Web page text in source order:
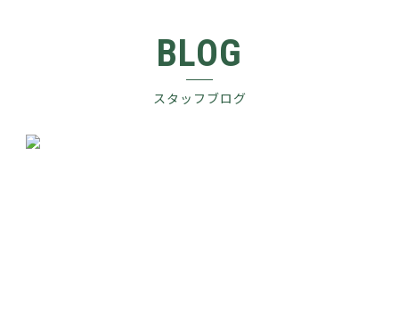
BLOG
スタッフブログ